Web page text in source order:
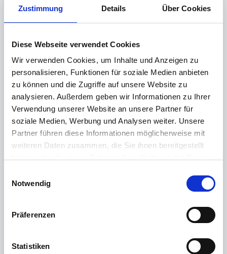
Zustimmung Details Über Cookies
Diese Webseite verwendet Cookies
Wir verwenden Cookies, um Inhalte und Anzeigen zu
personalisieren, Funktionen für soziale Medien anbieten
zu können und die Zugriffe auf unsere Website zu
analysieren. Außerdem geben wir Informationen zu Ihrer
Verwendung unserer Website an unsere Partner für
soziale Medien, Werbung und Analysen weiter. Unsere
Partner führen diese Informationen möglicherweise mit
weiteren Daten zusammen, die Sie ihnen bereitgestellt
Weitere Informationen finden Sie in unserer
Notwendig
Präferenzen
Statistiken
Hinweis:
Nach Lizenzierung des AU-Modules wird das Recht
"Krankmeldungen" nicht automatisch gesetzt.
Wenn die Meldung "Sie sind nicht berechtigt diese Seite
anzuzeigen" in der eAU-Verwaltungskonsole erscheint,
gehen Sie bitte wie folgt vor:
Falls im Browser die Seite nicht geöffnet werden kann,
leer bleibt oder ein TimeoutMeldung erscheint, dann
prüfen Sie bitte folgendes:
den Aufruf der Seite direkt auf dem Server